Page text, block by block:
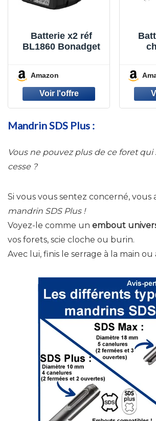
Batterie x2 réf
BL1860 Bonadget
Amazon
Mandrin SDS Plus :
Vous ne pouvez plus de ce foret qui
cesse ?
Si vous vous sentez concerné, vous
mandrin SDS Plus !
Voyez-le comme un embout
vos forets, scie cloche ou burin.
Avec lui, finis le serrage à la main ou